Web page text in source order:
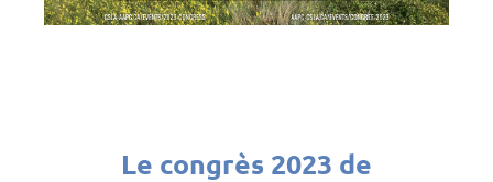
Le congrès 2023 de